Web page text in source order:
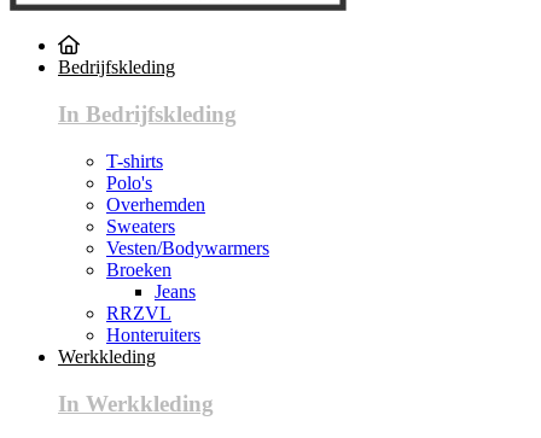
Bedrijfskleding
In Bedrijfskleding
T-shirts
Polo's
Overhemden
Sweaters
Vesten/Bodywarmers
Broeken
Jeans
RRZVL
Honteruiters
Werkkleding
In Werkkleding